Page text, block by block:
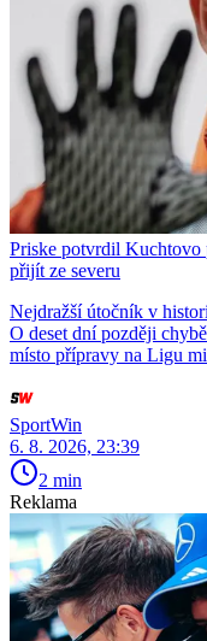
Priske potvrdil Kuchtovo
přijít ze severu
Nejdražší útočník v
O deset dní později
místo přípravy na Ligu
SportWin
6. 8. 2026, 23:39
2 min
Reklama